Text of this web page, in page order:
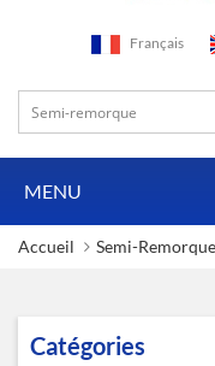
Français
MENU
Accueil Semi-Remorque
Catégories